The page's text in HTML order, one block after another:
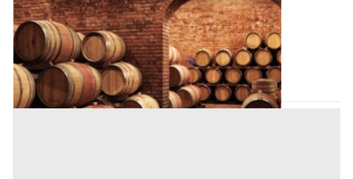
Padova (Padova)
Offerta minima
5.250 € 7.000 €
Codice asta:AI3634644
Asta chiusa